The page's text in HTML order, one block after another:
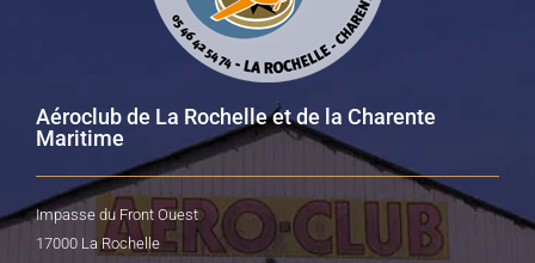
Aéroclub de La Rochelle et de la Charente
Maritime
Impasse du Front Ouest
17000 La Rochelle